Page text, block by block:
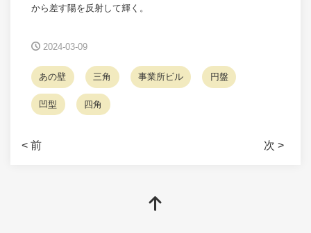
から差す陽を反射して輝く。
2024-03-09
あの壁 三角 事業所ビル 円盤
凹型 四角
< 前 次 >